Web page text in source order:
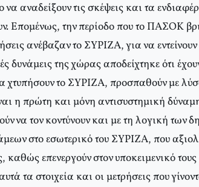
να αναδείξουν τις σκέψεις και τα
Επομένως, την περίοδο που το ΠΑΣΟΚ
ανέβαζαν το ΣΥΡΙΖΑ, για να
δυνάμεις της χώρας αποδείχτηκε ότι
χτυπήσουν το ΣΥΡΙΖΑ, προσπαθούν με
η πρώτη και μόνη αντισυστημική
να τον κοντύνουν και με τη λογική
στο εσωτερικό του ΣΥΡΙΖΑ, που
καθώς επενεργούν στον υποκειμενικό
τα στοιχεία και οι μετρήσεις που